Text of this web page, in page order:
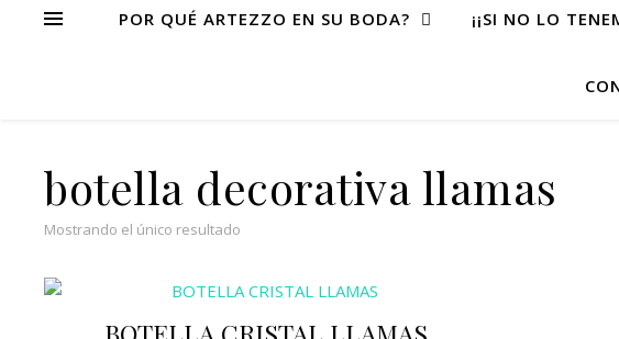
POR QUÉ ARTEZZO EN SU BODA? ¡¡SI NO LO
botella decorativa llamas
Mostrando el único resultado